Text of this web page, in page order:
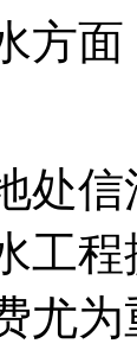
面
信
工
尤为